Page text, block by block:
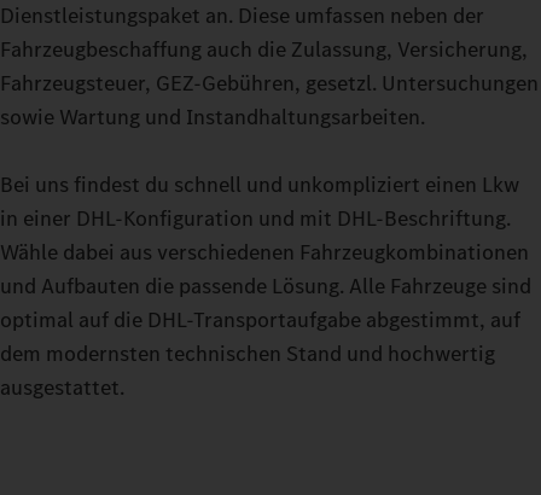
Dienstleistungspaket an. Diese umfassen neben der
Fahrzeugbeschaffung auch die Zulassung, Versicherung,
Fahrzeugsteuer, GEZ-Gebühren, gesetzl. Untersuchungen
sowie Wartung und Instandhaltungsarbeiten.
Bei uns findest du schnell und unkompliziert einen Lkw
in einer DHL-Konfiguration und mit DHL-Beschriftung.
Wähle dabei aus verschiedenen Fahrzeugkombinationen
und Aufbauten die passende Lösung. Alle Fahrzeuge sind
optimal auf die DHL-Transportaufgabe abgestimmt, auf
dem modernsten technischen Stand und hochwertig
ausgestattet.